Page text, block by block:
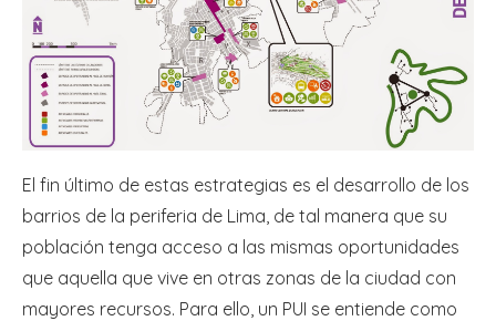
El fin último de estas estrategias es el desarrollo de los
barrios de la periferia de Lima, de tal manera que su
población tenga acceso a las mismas oportunidades
que aquella que vive en otras zonas de la ciudad con
mayores recursos. Para ello, un PUI se entiende como